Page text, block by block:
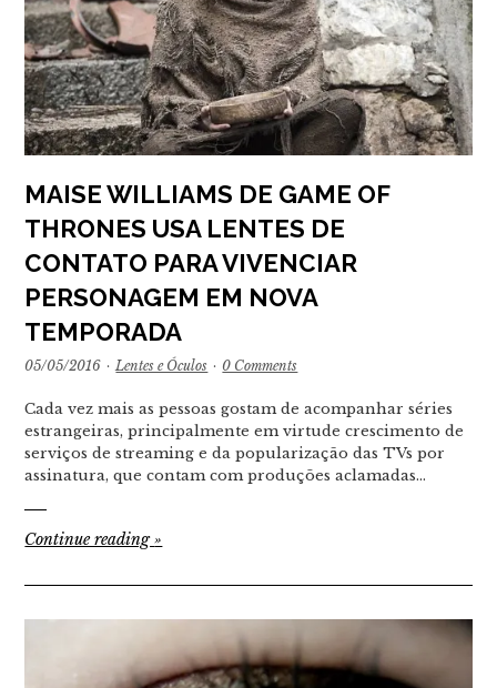
MAISE WILLIAMS DE GAME OF
THRONES USA LENTES DE
CONTATO PARA VIVENCIAR
PERSONAGEM EM NOVA
TEMPORADA
05/05/2016 · Lentes e Óculos · 0 Comments
Cada vez mais as pessoas gostam de acompanhar séries
estrangeiras, principalmente em virtude crescimento de
serviços de streaming e da popularização das TVs por
assinatura, que contam com produções aclamadas…
Continue reading»